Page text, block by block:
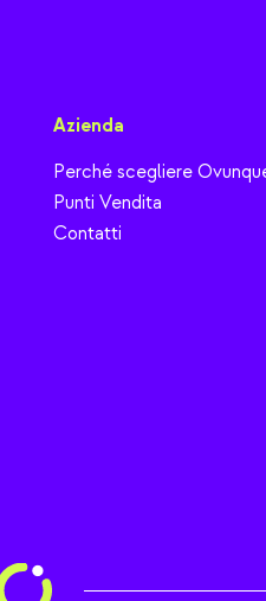
Azienda
Perché scegliere
Punti Vendita
Contatti